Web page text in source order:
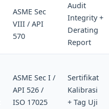
ASME Sec
VIII / API
570
Audit
Integrity +
Derating
Report
ASME Sec I /
API 526 /
ISO 17025
Sertifikat
Kalibrasi
+ Tag Uji